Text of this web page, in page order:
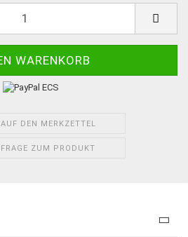
AUF DEN MERKZETTEL
FRAGE ZUM PRODUKT